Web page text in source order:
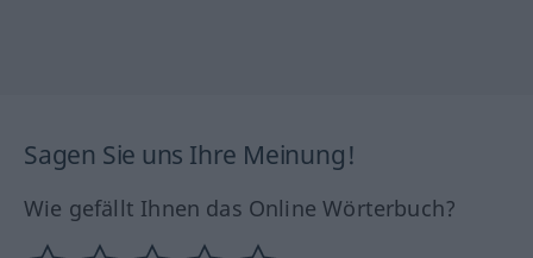
Sagen Sie uns Ihre Meinung!
Wie gefällt Ihnen das Online Wörterbuch?